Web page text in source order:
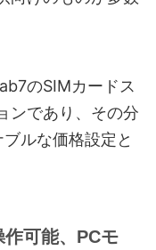
のSIMカードス
ンであり、その分
ルな価格設定と
可能、PCモ